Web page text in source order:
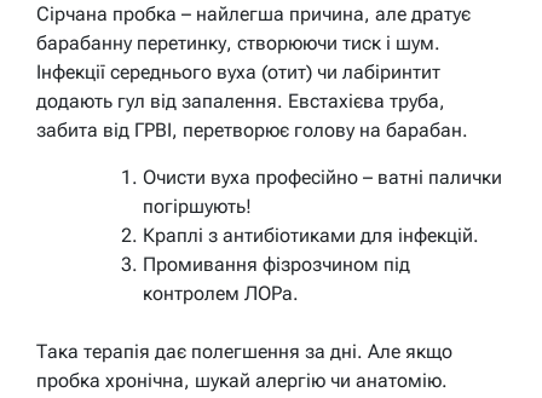
Сірчана пробка – найлегша причина, але дратує
барабанну перетинку, створюючи тиск і шум.
Інфекції середнього вуха (отит) чи лабіринтит
додають гул від запалення. Евстахієва труба,
забита від ГРВІ, перетворює голову на барабан.
Очисти вуха професійно – ватні палички
погіршують!
Краплі з антибіотиками для інфекцій.
Промивання фізрозчином під
контролем ЛОРа.
Така терапія дає полегшення за дні. Але якщо
пробка хронічна, шукай алергію чи анатомію.